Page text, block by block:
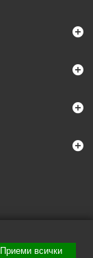
Приеми всички